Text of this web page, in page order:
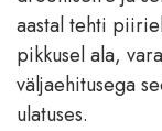
aastal tehti
pikkusel ala,
väljaehitusega
ulatuses.